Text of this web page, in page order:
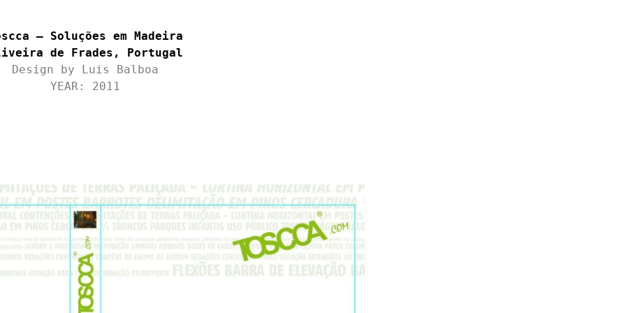
– Soluções em Madeira
de Frades, Portugal
Design by Luis Balboa
YEAR: 2011